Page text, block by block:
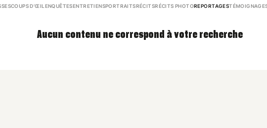
COUPS D’ŒIL ENQUÊTESENTRETIENSPORTRAITSRÉCITSRÉCITS PHOTOREPORTAGES
Aucun contenu ne correspond à votre recherche